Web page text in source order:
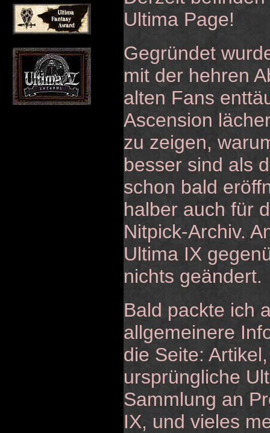
Ultima Page!
Gegründet
mit der hehren
alten Fans
Ascension
zu zeigen,
besser sind als
schon bald
halber auch für
Nitpick-Archiv.
Ultima IX
nichts geändert.
Bald packte ich
allgemeinere
die Seite:
ursprüngliche
Sammlung an
IX, und vieles